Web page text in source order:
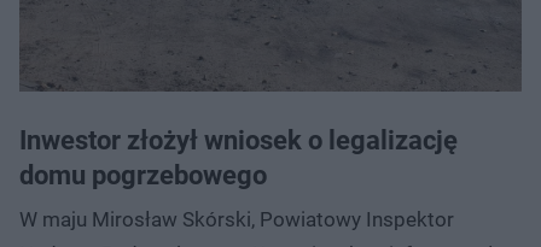
Inwestor złożył wniosek o legalizację
domu pogrzebowego
W maju Mirosław Skórski, Powiatowy Inspektor